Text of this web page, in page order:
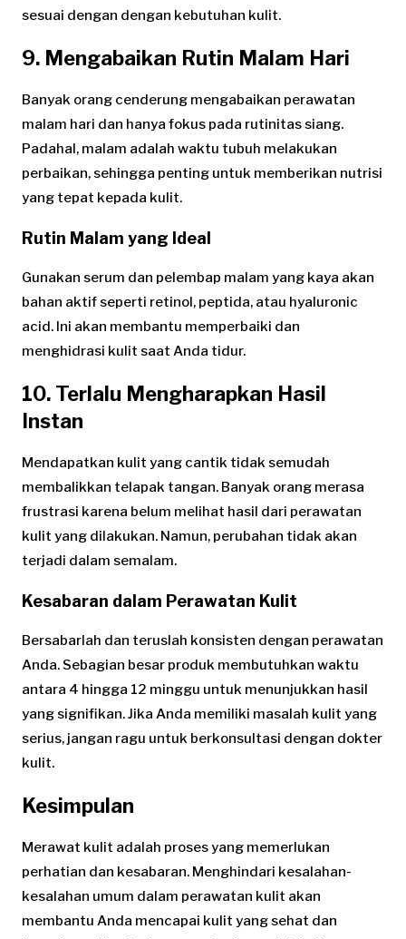
sesuai dengan dengan kebutuhan kulit.
9. Mengabaikan Rutin Malam Hari
Banyak orang cenderung mengabaikan perawatan
malam hari dan hanya fokus pada rutinitas siang.
Padahal, malam adalah waktu tubuh melakukan
perbaikan, sehingga penting untuk memberikan nutrisi
yang tepat kepada kulit.
Rutin Malam yang Ideal
Gunakan serum dan pelembap malam yang kaya akan
bahan aktif seperti retinol, peptida, atau hyaluronic
acid. Ini akan membantu memperbaiki dan
menghidrasi kulit saat Anda tidur.
10. Terlalu Mengharapkan Hasil
Instan
Mendapatkan kulit yang cantik tidak semudah
membalikkan telapak tangan. Banyak orang merasa
frustrasi karena belum melihat hasil dari perawatan
kulit yang dilakukan. Namun, perubahan tidak akan
terjadi dalam semalam.
Kesabaran dalam Perawatan Kulit
Bersabarlah dan teruslah konsisten dengan perawatan
Anda. Sebagian besar produk membutuhkan waktu
antara 4 hingga 12 minggu untuk menunjukkan hasil
yang signifikan. Jika Anda memiliki masalah kulit yang
serius, jangan ragu untuk berkonsultasi dengan dokter
kulit.
Kesimpulan
Merawat kulit adalah proses yang memerlukan
perhatian dan kesabaran. Menghindari kesalahan-
kesalahan umum dalam perawatan kulit akan
membantu Anda mencapai kulit yang sehat dan